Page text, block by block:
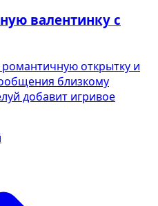
валентинку с
открытку и
близкому
добавит игривое